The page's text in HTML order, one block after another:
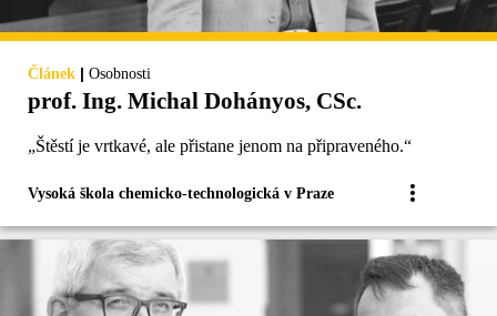
Článek | Osobnosti
prof. Ing. Michal Dohányos, CSc.
„Štěstí je vrtkavé, ale přistane jenom na připraveného.“
Vysoká škola chemicko-technologická v Praze